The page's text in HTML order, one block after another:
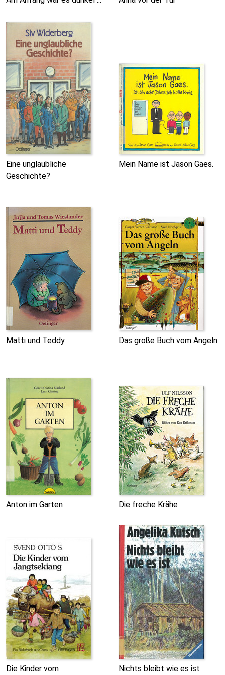
Eine unglaubliche
Geschichte?
Mein Name ist Jason Gaes.
Matti und Teddy Das große Buch vom Angeln
Anton im Garten Die freche Krähe
Die Kinder vom Nichts bleibt wie es ist